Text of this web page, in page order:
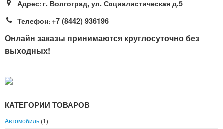
Адрес: г. Волгоград, ул. Социалистическая д.5
Телефон: +7 (8442) 936196
Онлайн заказы принимаются круглосуточно без
выходных!
КАТЕГОРИИ ТОВАРОВ
Автомобиль (1)